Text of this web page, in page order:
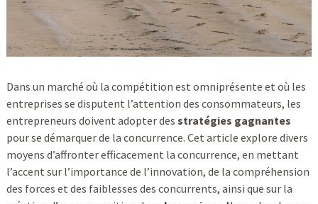
Dans un marché où la compétition est omniprésente et où les
entreprises se disputent l’attention des consommateurs, les
entrepreneurs doivent adopter des stratégies gagnantes
pour se démarquer de la concurrence. Cet article explore divers
moyens d’affronter efficacement la concurrence, en mettant
l’accent sur l’importance de l’innovation, de la compréhension
des forces et des faiblesses des concurrents, ainsi que sur la